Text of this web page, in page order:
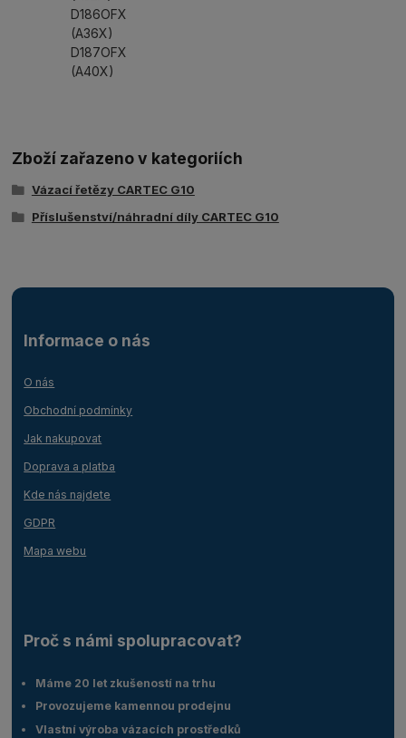
D186OFX
(A36X)
D187OFX
(A40X)
Zboží zařazeno v kategoriích
Vázací řetězy CARTEC G10
Příslušenství/náhradní díly CARTEC G10
Informace o nás
O nás
Obchodní podmínky
Jak nakupovat
Doprava a platba
Kde nás najdete
GDPR
Mapa webu
Proč s námi spolupracovat?
Máme 20 let zkušeností na trhu
Provozujeme kamennou prodejnu
Vlastní výroba vázacích prostředků